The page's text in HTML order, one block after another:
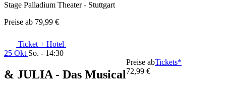
Stage Palladium Theater - Stuttgart
Preise ab 79,99 €
Ticket + Hotel
25 Okt So. - 14:30
& JULIA - Das Musical
Preise ab
72,99 €
Tickets*